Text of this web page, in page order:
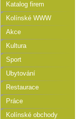
Katalog firem
Kolínské WWW
Akce
Kultura
Sport
Ubytování
Restaurace
Práce
Kolínské obchody